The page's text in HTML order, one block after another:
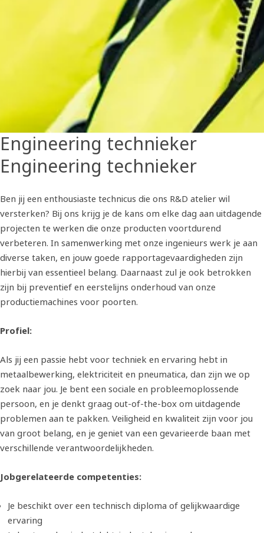
Engineering technieker
Engineering technieker
Ben jij een enthousiaste technicus die ons R&D atelier wil
versterken? Bij ons krijg je de kans om elke dag aan uitdagende
projecten te werken die onze producten voortdurend
verbeteren. In samenwerking met onze ingenieurs werk je aan
diverse taken, en jouw goede rapportagevaardigheden zijn
hierbij van essentieel belang. Daarnaast zul je ook betrokken
zijn bij preventief en eerstelijns onderhoud van onze
productiemachines voor poorten.
Profiel:
Als jij een passie hebt voor techniek en ervaring hebt in
metaalbewerking, elektriciteit en pneumatica, dan zijn we op
zoek naar jou. Je bent een sociale en probleemoplossende
persoon, en je denkt graag out-of-the-box om uitdagende
problemen aan te pakken. Veiligheid en kwaliteit zijn voor jou
van groot belang, en je geniet van een gevarieerde baan met
verschillende verantwoordelijkheden.
Jobgerelateerde competenties:
Je beschikt over een technisch diploma of gelijkwaardige
ervaring